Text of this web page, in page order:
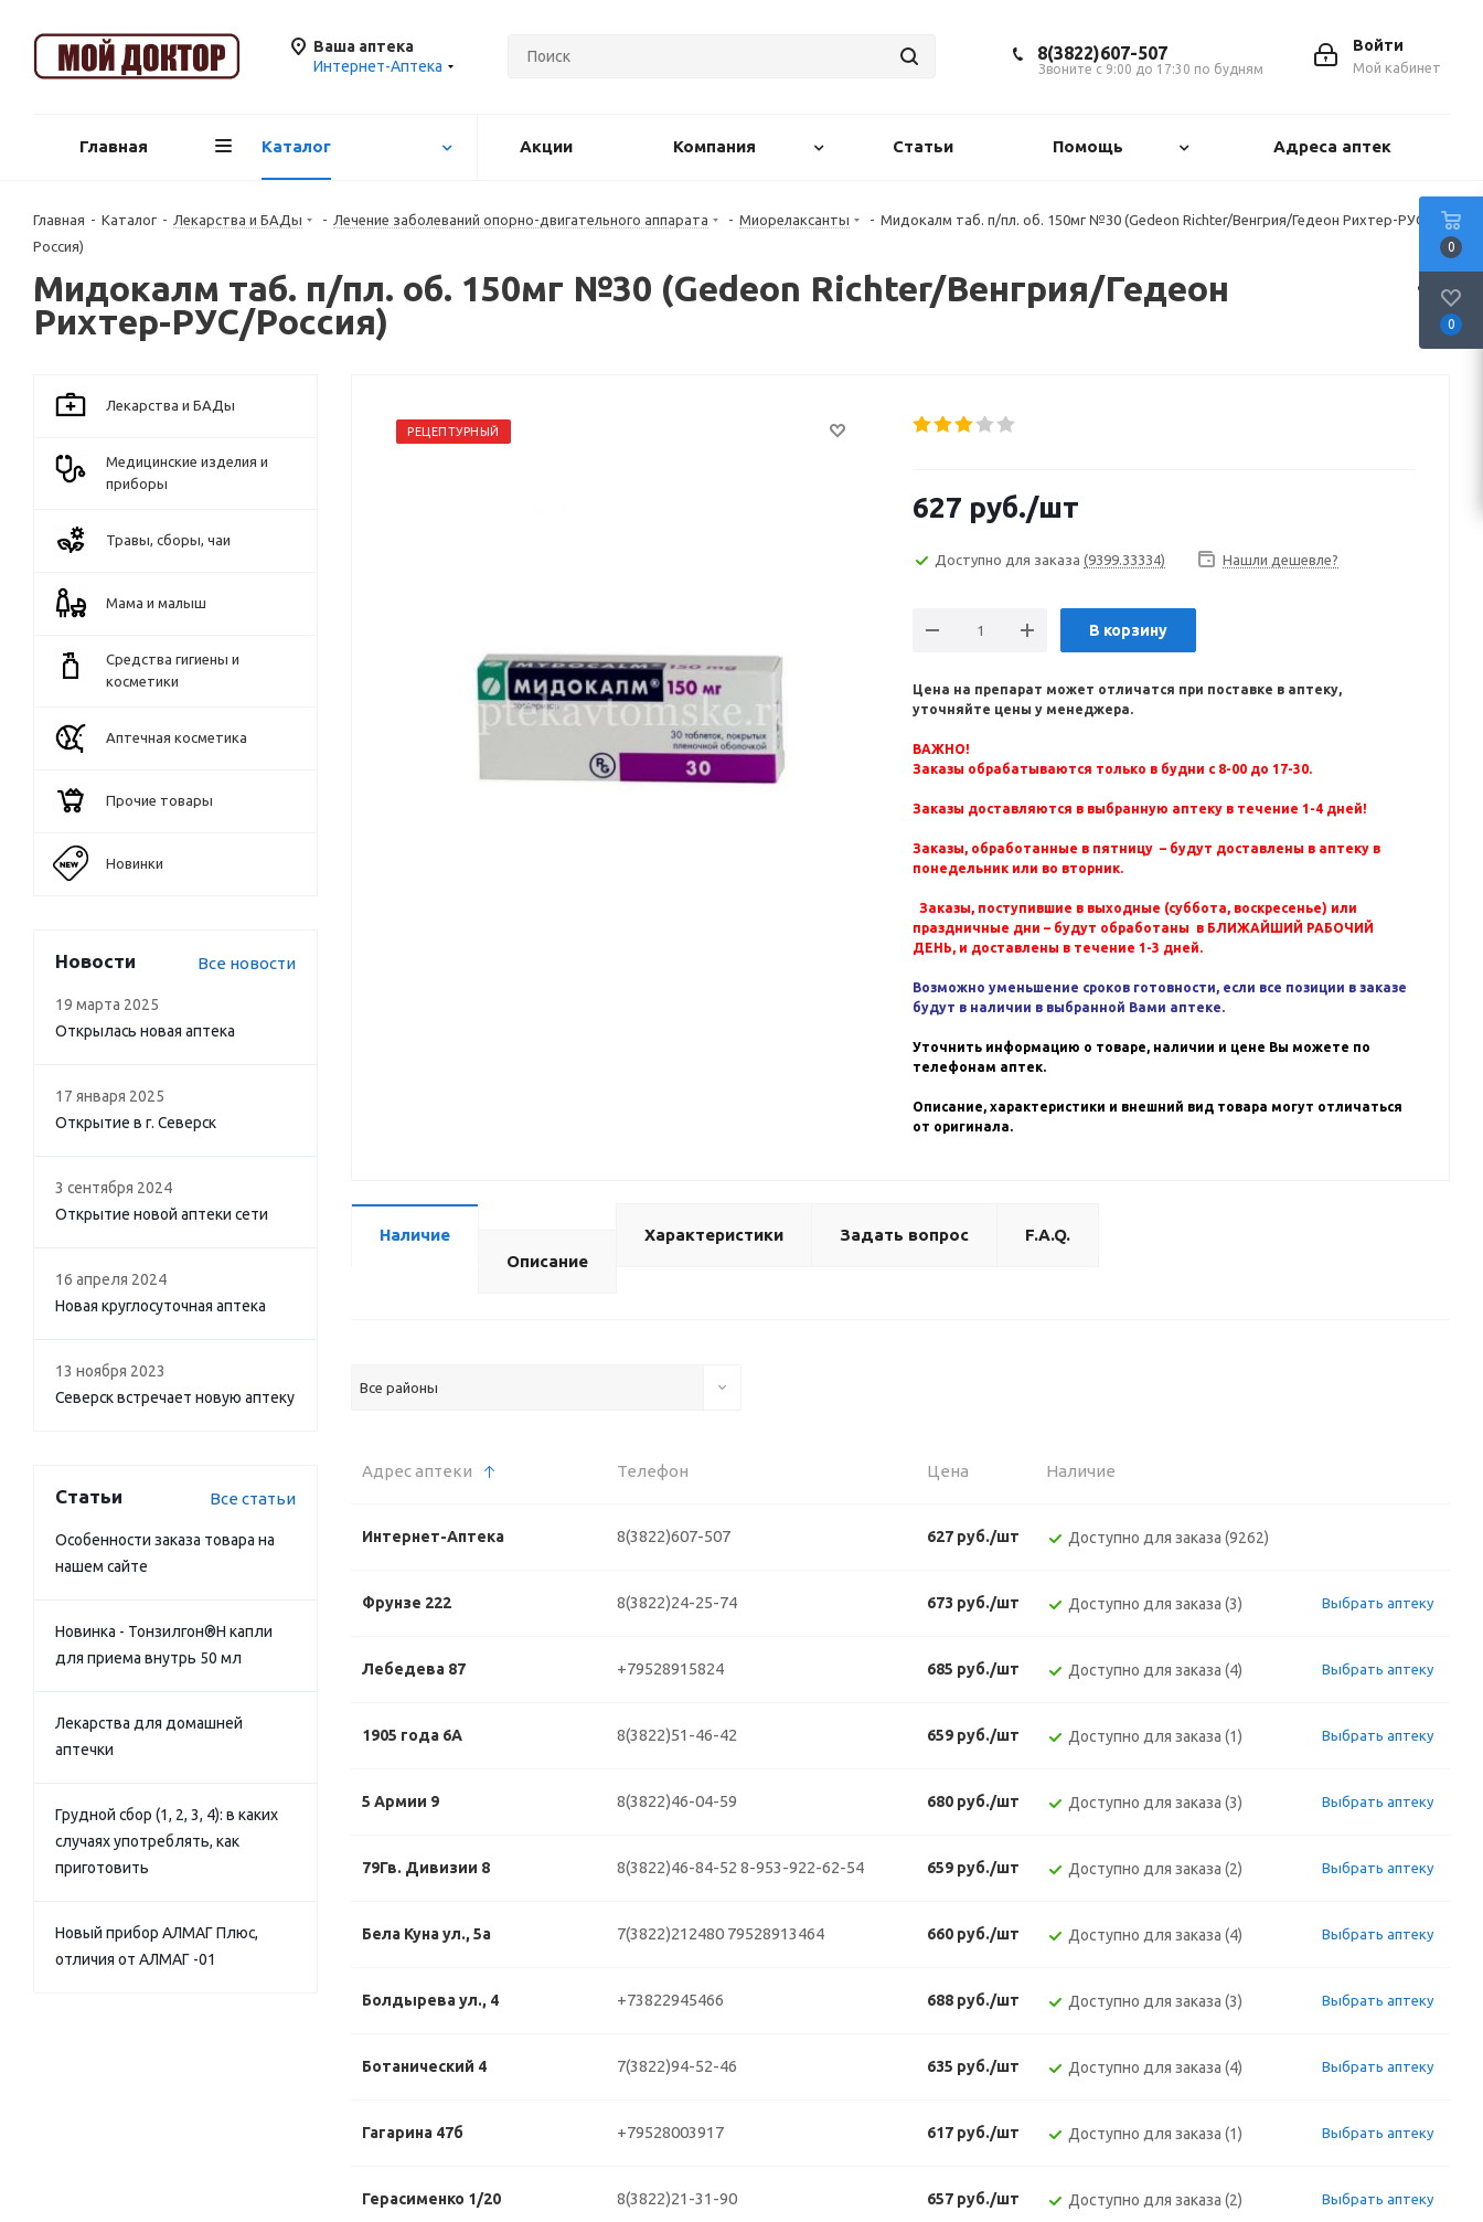
Ваша аптека
Интернет-Аптека
Войти
Мой кабинет
8(3822)607-507
Звоните с 9:00 до 17:30 по будням
Главная Каталог Акции Компания Статьи Помощь Адреса аптек
Главная - Каталог - Лекарства и БАДы - Лечение заболеваний опорно-двигательного аппарата - Миорелаксанты - Мидокалм таб. п/пл. об. 150мг №30 (Gedeon Richter/Венгрия/Гедеон Рихтер-РУС/
Россия)
Мидокалм таб. п/пл. об. 150мг №30 (Gedeon Richter/Венгрия/Гедеон
Рихтер-РУС/Россия)
РЕЦЕПТУРНЫЙ
627 руб./шт
Доступно для заказа (9399.33334) Нашли дешевле?
В корзину
Цена на препарат может отличатся при поставке в аптеку,
уточняйте цены у менеджера.
ВАЖНО!
Заказы обрабатываются только в будни с 8-00 до 17-30.
Заказы доставляются в выбранную аптеку в течение 1-4 дней!
Заказы, обработанные в пятницу – будут доставлены в аптеку в
понедельник или во вторник.
Заказы, поступившие в выходные (суббота, воскресенье) или
праздничные дни – будут обработаны в БЛИЖАЙШИЙ РАБОЧИЙ
ДЕНЬ, и доставлены в течение 1-3 дней.
Возможно уменьшение сроков готовности, если все позиции в заказе
будут в наличии в выбранной Вами аптеке.
Уточнить информацию о товаре, наличии и цене Вы можете по
телефонам аптек.
Описание, характеристики и внешний вид товара могут отличаться
от оригинала.
Наличие
Описание
Характеристики Задать вопрос F.A.Q.
Все районы
Адрес аптеки Телефон Цена Наличие
Интернет-Аптека 8(3822)607-507 627 руб./шт Доступно для заказа (9262)
Фрунзе 222 8(3822)24-25-74 673 руб./шт Доступно для заказа (3) Выбрать аптеку
Лебедева 87 +79528915824 685 руб./шт Доступно для заказа (4) Выбрать аптеку
1905 года 6А 8(3822)51-46-42 659 руб./шт Доступно для заказа (1) Выбрать аптеку
5 Армии 9 8(3822)46-04-59 680 руб./шт Доступно для заказа (3) Выбрать аптеку
79Гв. Дивизии 8 8(3822)46-84-52 8-953-922-62-54 659 руб./шт Доступно для заказа (2) Выбрать аптеку
Бела Куна ул., 5а 7(3822)212480 79528913464 660 руб./шт Доступно для заказа (4) Выбрать аптеку
Болдырева ул., 4 +73822945466 688 руб./шт Доступно для заказа (3) Выбрать аптеку
Ботанический 4 7(3822)94-52-46 635 руб./шт Доступно для заказа (4) Выбрать аптеку
Гагарина 47б +79528003917 617 руб./шт Доступно для заказа (1) Выбрать аптеку
Герасименко 1/20 8(3822)21-31-90 657 руб./шт Доступно для заказа (2) Выбрать аптеку
Лекарства и БАДы
Медицинские изделия и
приборы
Травы, сборы, чаи
Мама и малыш
Средства гигиены и
косметики
Аптечная косметика
Прочие товары
Новинки
Новости Все новости
19 марта 2025
Открылась новая аптека
17 января 2025
Открытие в г. Северск
3 сентября 2024
Открытие новой аптеки сети
16 апреля 2024
Новая круглосуточная аптека
13 ноября 2023
Северск встречает новую аптеку
Статьи Все статьи
Особенности заказа товара на
нашем сайте
Новинка - Тонзилгон®Н капли
для приема внутрь 50 мл
Лекарства для домашней
аптечки
Грудной сбор (1, 2, 3, 4): в каких
случаях употреблять, как
приготовить
Новый прибор АЛМАГ Плюс,
отличия от АЛМАГ -01
0
0